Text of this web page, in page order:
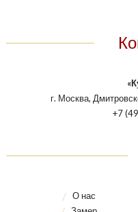
г. Москва,
+7
О нас